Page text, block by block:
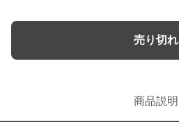
売り切れ
商品説明